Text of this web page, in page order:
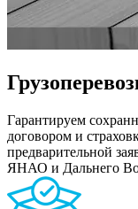
Гарантируем
договором и
предварительной
ЯНАО и Дальнего